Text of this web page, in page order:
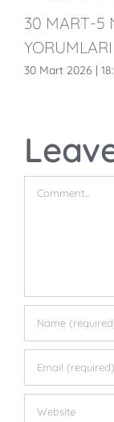
30 MART-5
YORUMLARI
30 Mart 2026 |
Comment